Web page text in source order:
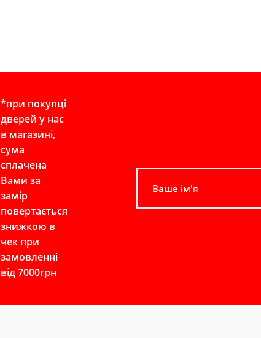
*при покупці
дверей у нас
в магазині,
сума
сплачена
Вами за
замір
повертається
знижкою в
чек при
замовленні
від 7000грн